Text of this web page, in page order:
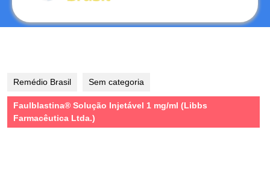
Remédio Brasil Sem categoria
Faulblastina® Solução Injetável 1 mg/ml (Libbs
Farmacêutica Ltda.)